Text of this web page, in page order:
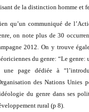
de la distinction homme et
qu’un communiqué de
on note plus de 30
2012. On y trouve
du genre: “Le
une page dédiée à
des Nations Unies
du genre dans ses
rural (p 8).